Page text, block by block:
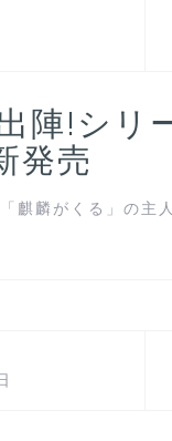
陣!シリ
発売
麒麟がくる」の主